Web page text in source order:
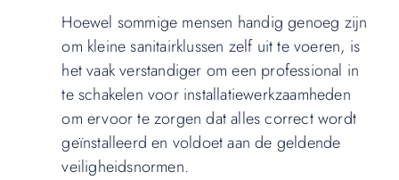
Hoewel sommige mensen handig genoeg zijn
om kleine sanitairklussen zelf uit te voeren, is
het vaak verstandiger om een professional in
te schakelen voor installatiewerkzaamheden
om ervoor te zorgen dat alles correct wordt
geïnstalleerd en voldoet aan de geldende
veiligheidsnormen.